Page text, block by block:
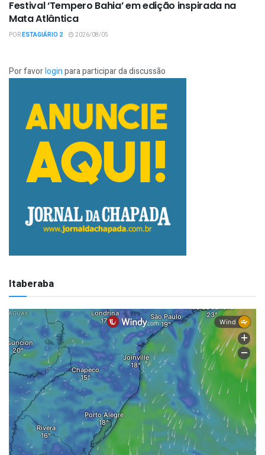
Festival ‘Tempero Bahia’ em edição inspirada na
Mata Atlântica
PORESTAGIÁRIO 2 2026/08/05
Por favorloginpara participar da discussão
Itaberaba